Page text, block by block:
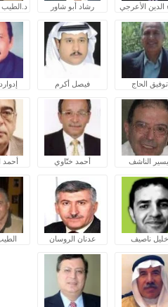
الدين الأعرجي رشاد أبو شاور د.الطيب
توفيق الحاج فيصل أكرم
الناشف أحمد ختّاوي أحمد
خليل ناصيف عدنان الروسان